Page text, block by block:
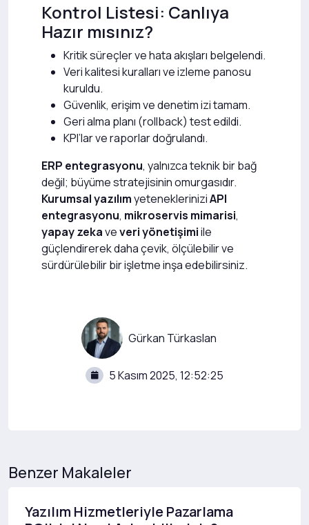
Kontrol Listesi: Canlıya
Hazır mısınız?
Kritik süreçler ve hata akışları belgelendi.
Veri kalitesi kuralları ve izleme panosu
kuruldu.
Güvenlik, erişim ve denetim izi tamam.
Geri alma planı (rollback) test edildi.
KPI’lar ve raporlar doğrulandı.
ERP entegrasyonu, yalnızca teknik bir bağ
değil; büyüme stratejisinin omurgasıdır.
Kurumsal yazılımyetenekleriniziAPI
entegrasyonu, mikroservis mimarisi,
yapay zekaveveri yönetişimiile
güçlendirerek daha çevik, ölçülebilir ve
sürdürülebilir bir işletme inşa edebilirsiniz.
Gürkan Türkaslan
5 Kasım 2025, 12:52:25
Benzer Makaleler
Yazılım Hizmetleriyle Pazarlama